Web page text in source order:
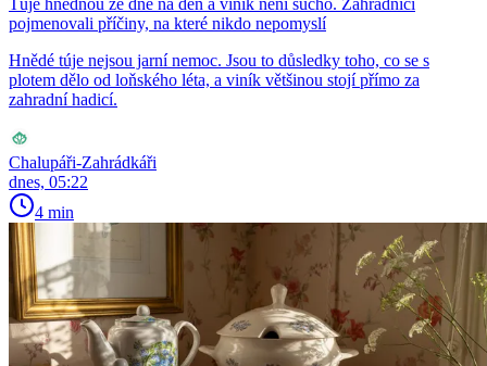
Túje hnědnou ze dne na den a viník není sucho. Zahradníci
pojmenovali příčiny, na které nikdo nepomyslí
Hnědé túje nejsou jarní nemoc. Jsou to důsledky toho, co se s
plotem dělo od loňského léta, a viník většinou stojí přímo za
zahradní hadicí.
Chalupáři-Zahrádkáři
dnes, 05:22
4 min